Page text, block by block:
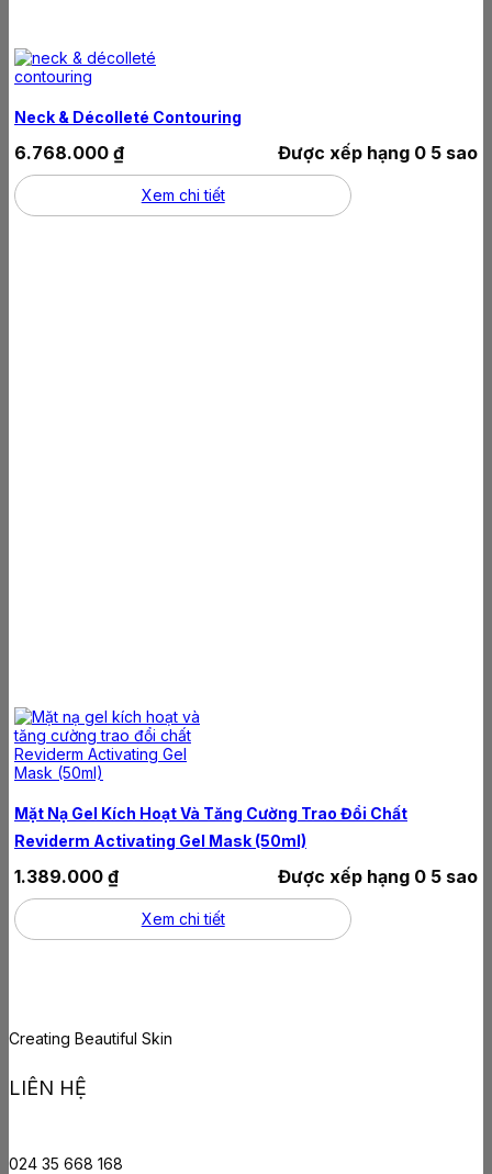
Neck & Décolleté Contouring
Được xếp hạng 0 5 sao
6.768.000 ₫
Xem chi tiết
Mặt Nạ Gel Kích Hoạt Và Tăng Cường Trao Đổi Chất
Reviderm Activating Gel Mask (50ml)
Được xếp hạng 0 5 sao
1.389.000 ₫
Xem chi tiết
Creating Beautiful Skin
LIÊN HỆ
024 35 668 168